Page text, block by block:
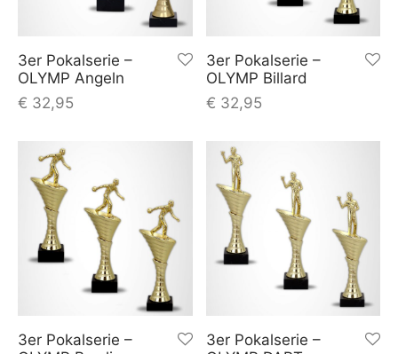
3er Pokalserie –
OLYMP Angeln
€ 32,95
3er Pokalserie –
OLYMP Billard
€ 32,95
3er Pokalserie –
3er Pokalserie –